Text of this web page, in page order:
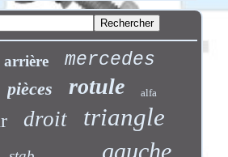
arrière mercedes
pièces rotule alfa
droit triangle
gauche